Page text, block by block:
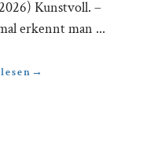
Kunstvoll. –
erkennt man ...
→